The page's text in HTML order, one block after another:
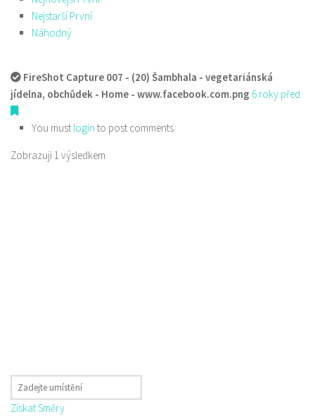
Nejstarší První
Náhodný
FireShot Capture 007 - (20) Šambhala - vegetariánská
jídelna, obchůdek - Home - www.facebook.com.png 6 roky před
You must login to post comments
Zobrazuji 1 výsledkem
Získat Směry